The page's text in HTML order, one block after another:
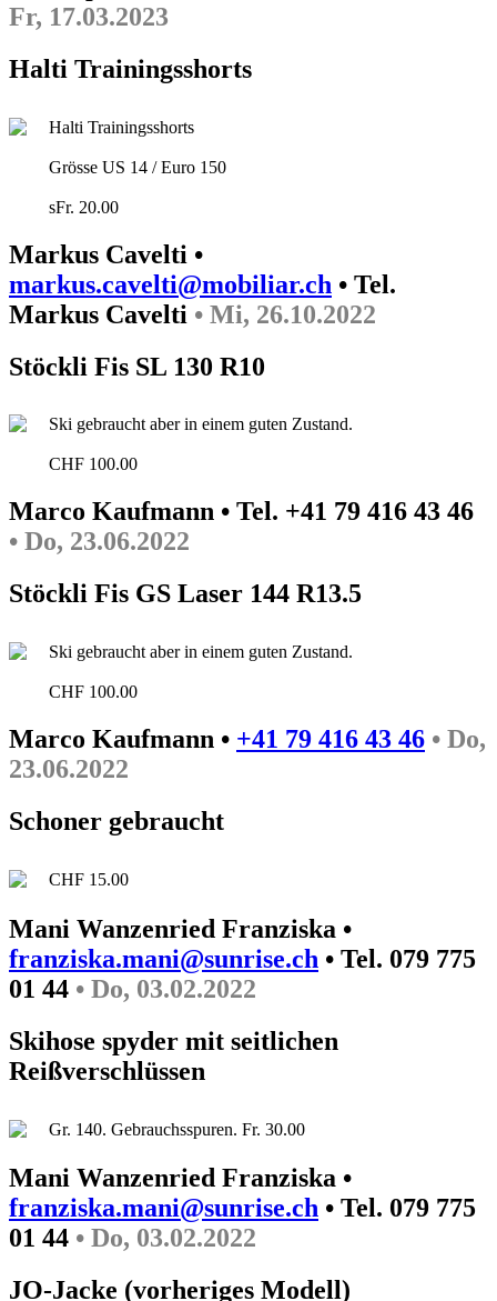
Fr, 17.03.2023
Halti Trainingsshorts
Halti Trainingsshorts
Grösse US 14 / Euro 150
sFr. 20.00
Markus Cavelti •
markus.cavelti@mobiliar.ch • Tel.
Markus Cavelti • Mi, 26.10.2022
Stöckli Fis SL 130 R10
Ski gebraucht aber in einem guten Zustand.
CHF 100.00
Marco Kaufmann • Tel. +41 79 416 43 46
• Do, 23.06.2022
Stöckli Fis GS Laser 144 R13.5
Ski gebraucht aber in einem guten Zustand.
CHF 100.00
Marco Kaufmann • +41 79 416 43 46 • Do,
23.06.2022
Schoner gebraucht
CHF 15.00
Mani Wanzenried Franziska •
franziska.mani@sunrise.ch • Tel. 079 775
01 44 • Do, 03.02.2022
Skihose spyder mit seitlichen
Reißverschlüssen
Gr. 140. Gebrauchsspuren. Fr. 30.00
Mani Wanzenried Franziska •
franziska.mani@sunrise.ch • Tel. 079 775
01 44 • Do, 03.02.2022
JO-Jacke (vorheriges Modell)